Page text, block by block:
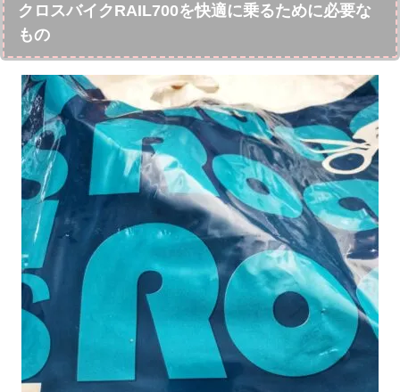
クロスバイクRAIL700を快適に乗るために必要な
もの